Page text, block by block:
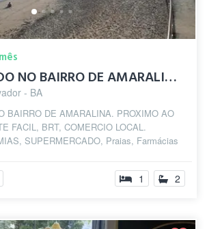
APTO SITUADO NO BAIRRO DE AMARALINA. PRO...
- BA
BAIRRO DE AMARALINA. PROXIMO AO
FACIL, BRT, COMERCIO LOCAL.
SUPERMERCADO, Praias, Farmácias
1 2